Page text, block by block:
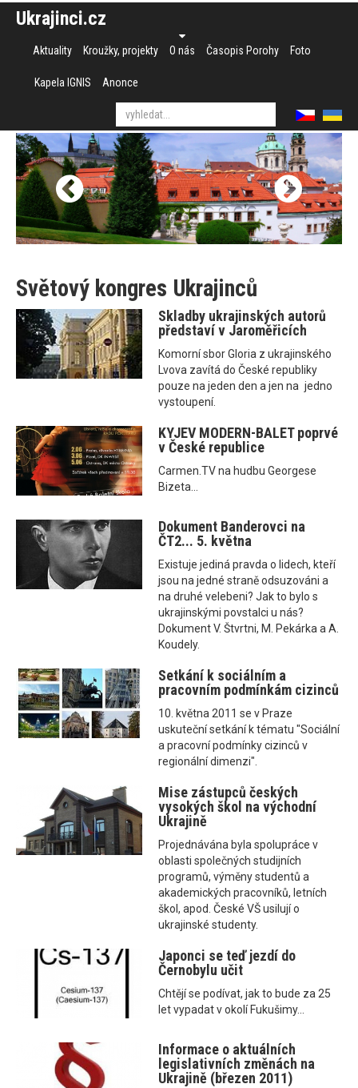
Ukrajinci.cz
Aktuality Kroužky, projekty O nás Časopis Porohy Foto
Kapela IGNIS Anonce
Světový kongres Ukrajinců
Skladby ukrajinských autorů
představí v Jaroměřicích
Komorní sbor Gloria z ukrajinského
Lvova zavítá do České republiky
pouze na jeden den a jen na jedno
vystoupení.
KYJEV MODERN-BALET poprvé
v České republice
Carmen.TV na hudbu Georgese
Bizeta...
Dokument Banderovci na
ČT2... 5. května
Existuje jediná pravda o lidech, kteří
jsou na jedné straně odsuzováni a
na druhé velebeni? Jak to bylo s
ukrajinskými povstalci u nás?
Dokument V. Štvrtni, M. Pekárka a A.
Koudely.
Setkání k sociálním a
pracovním podmínkám cizinců
10. května 2011 se v Praze
uskuteční setkání k tématu "Sociální
a pracovní podmínky cizinců v
regionální dimenzi".
Mise zástupců českých
vysokých škol na východní
Ukrajině
Projednávána byla spolupráce v
oblasti společných studijních
programů, výměny studentů a
akademických pracovníků, letních
škol, apod. České VŠ usilují o
ukrajinské studenty.
Japonci se teď jezdí do
Černobylu učit
Chtějí se podívat, jak to bude za 25
let vypadat v okolí Fukušimy...
Informace o aktuálních
legislativních změnách na
Ukrajině (březen 2011)